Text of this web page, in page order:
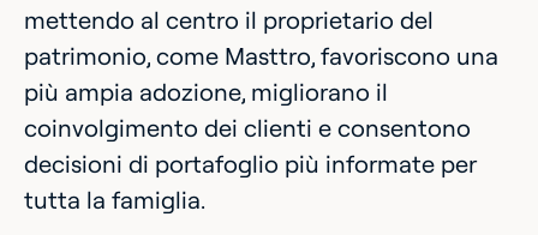
mettendo al centro il proprietario del
patrimonio, come Masttro, favoriscono una
più ampia adozione, migliorano il
coinvolgimento dei clienti e consentono
decisioni di portafoglio più informate per
tutta la famiglia.